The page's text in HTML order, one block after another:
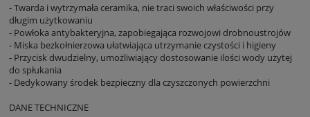
- Twarda i wytrzymała ceramika, nie traci swoich właściwości przy
długim użytkowaniu
- Powłoka antybakteryjna, zapobiegająca rozwojowi drobnoustrojów
- Miska bezkołnierzowa ułatwiająca utrzymanie czystości i higieny
- Przycisk dwudzielny, umożliwiający dostosowanie ilości wody użytej
do spłukania
- Dedykowany środek bezpieczny dla czyszczonych powierzchni
DANE TECHNICZNE